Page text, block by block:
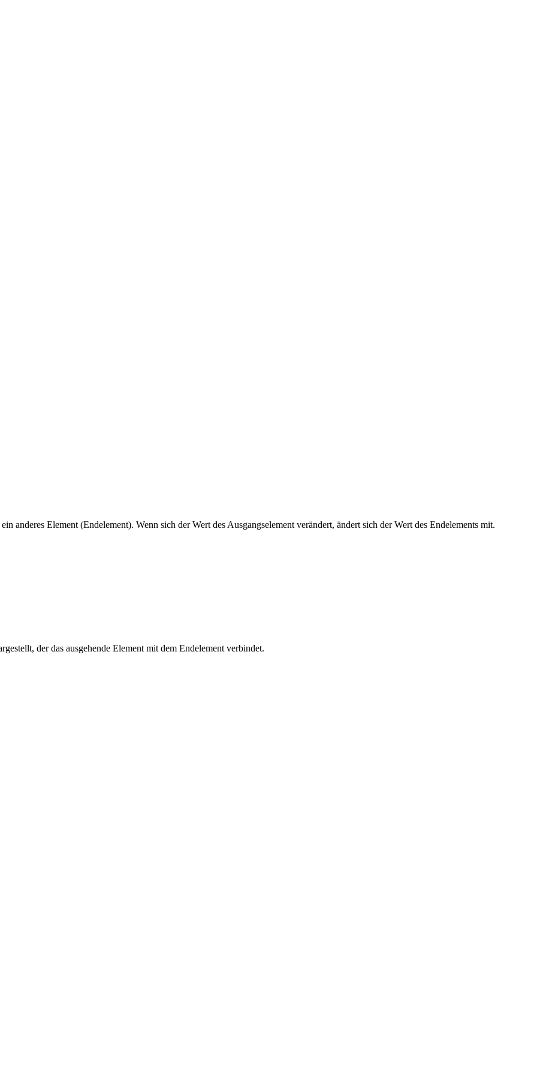
anderes Element (Endelement). Wenn sich der Wert des Ausgangselement verändert, ändert sich der Wert des Endelements mit.
der das ausgehende Element mit dem Endelement verbindet.